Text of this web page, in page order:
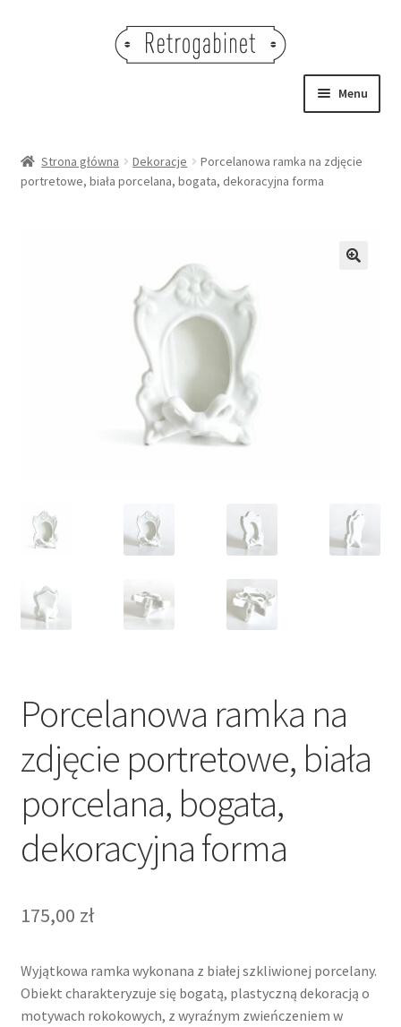
Menu
OBRAZY
Strona główna Dekoracje
Porcelanowa ramka na zdjęcie
portretowe, biała porcelana, bogata, dekoracyjna forma
Porcelanowa ramka na
zdjęcie portretowe, biała
porcelana, bogata,
dekoracyjna forma
175,00 zł
Wyjątkowa ramka wykonana z białej szkliwionej porcelany.
Obiekt charakteryzuje się bogatą, plastyczną dekoracją o
motywach rokokowych, z wyraźnym zwieńczeniem w